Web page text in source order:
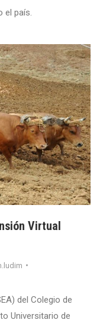
el país.
Virtual
del Colegio de
Universitario de